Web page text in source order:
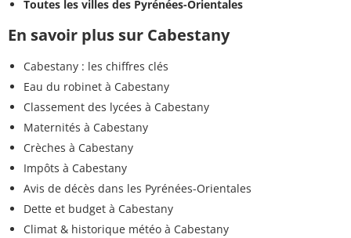
Toutes les villes des Pyrénées-Orientales
En savoir plus sur Cabestany
Cabestany : les chiffres clés
Eau du robinet à Cabestany
Classement des lycées à Cabestany
Maternités à Cabestany
Crèches à Cabestany
Impôts à Cabestany
Avis de décès dans les Pyrénées-Orientales
Dette et budget à Cabestany
Climat & historique météo à Cabestany